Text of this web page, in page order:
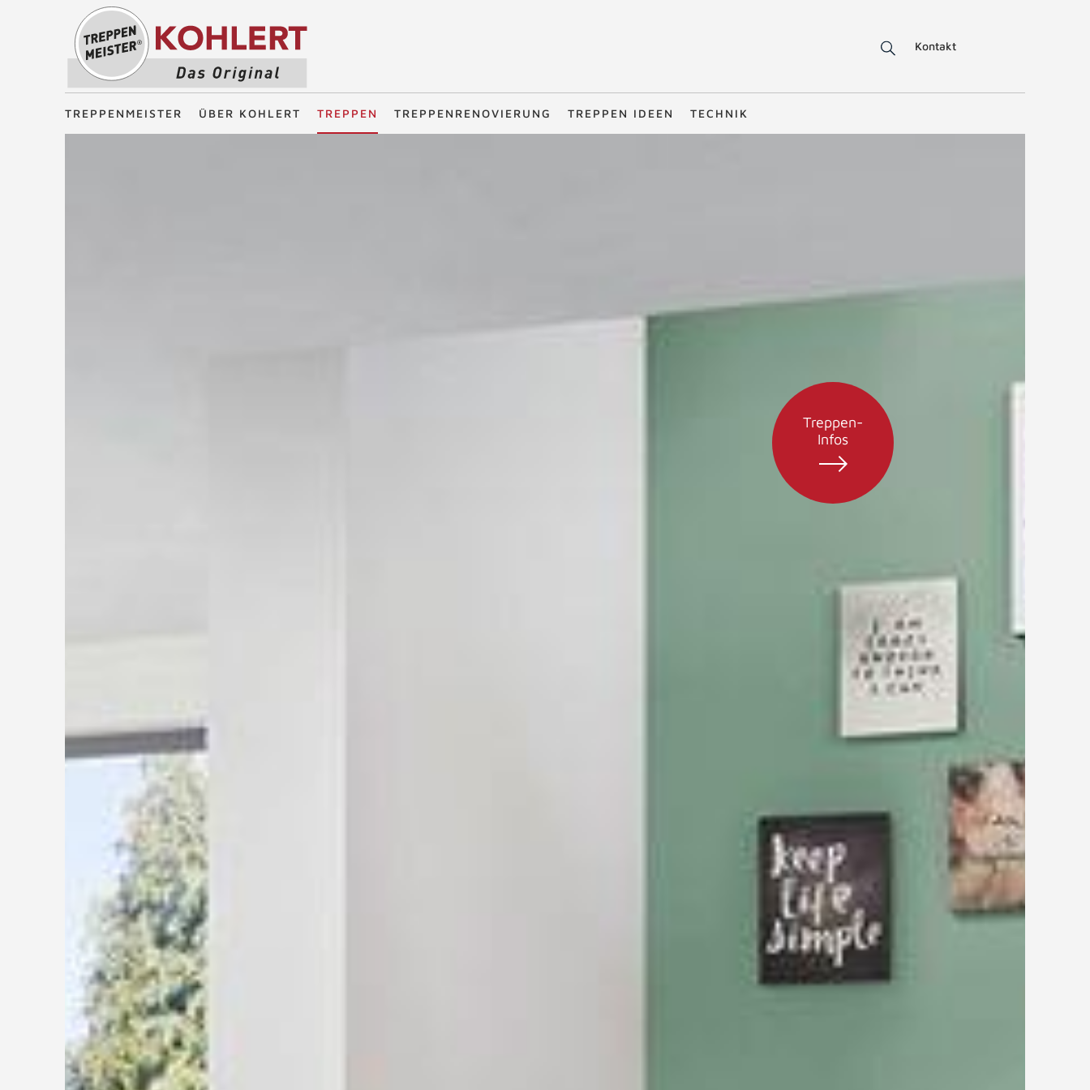
Treppenmeister - Das Original
Kontakt
TREPPENMEISTER ÜBER KOHLERT TREPPEN TREPPENRENOVIERUNG TREPPEN IDEEN TECHNIK
Treppen-
Infos